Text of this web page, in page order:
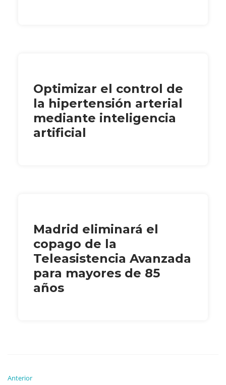
Optimizar el control de
la hipertensión arterial
mediante inteligencia
artificial
Madrid eliminará el
copago de la
Teleasistencia Avanzada
para mayores de 85
años
Anterior